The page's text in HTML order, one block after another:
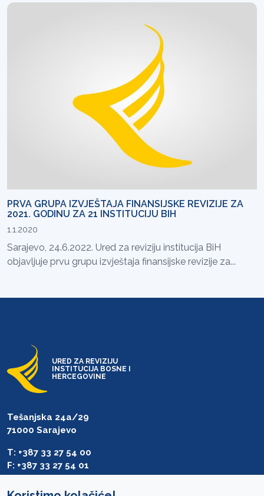
PRVA GRUPA IZVJEŠTAJA FINANSIJSKE REVIZIJE ZA
2021. GODINU ZA 21 INSTITUCIJU BIH
1.1.2020
Sarajevo, 24.6.2022. Ured za reviziju institucija BiH
objavljuje prvu grupu izvještaja finansijske revizije za...
URED ZA REVIZIJU
INSTITUCIJA BOSNE I
HERCEGOVINE
Tešanjska 24a/29
71000 Sarajevo
T: +387 33 27 54 00
F: +387 33 27 54 01